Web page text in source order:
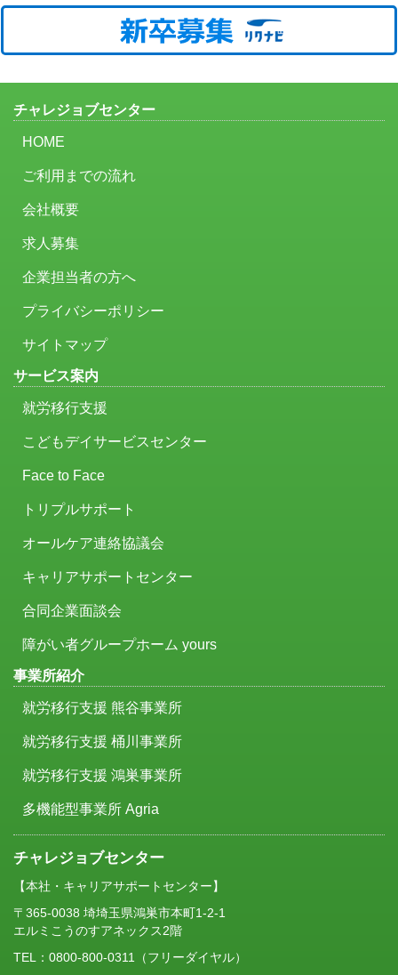
チャレジョブセンター
HOME
ご利用までの流れ
会社概要
求人募集
企業担当者の方へ
プライバシーポリシー
サイトマップ
サービス案内
就労移行支援
こどもデイサービスセンター
Face to Face
トリプルサポート
オールケア連絡協議会
キャリアサポートセンター
合同企業面談会
障がい者グループホーム yours
事業所紹介
就労移行支援 熊谷事業所
就労移行支援 桶川事業所
就労移行支援 鴻巣事業所
多機能型事業所 Agria
チャレジョブセンター
【本社・キャリアサポートセンター】
〒365-0038 埼埼玉県鴻巣市本町1-2-1
エルミこうのすアネックス2階
TEL： 0800-800-0311 （フリーダイヤル）